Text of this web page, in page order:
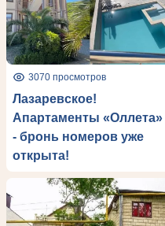
3070 просмотров
Лазаревское!
Апартаменты «Оллета»
- бронь номеров уже
открыта!